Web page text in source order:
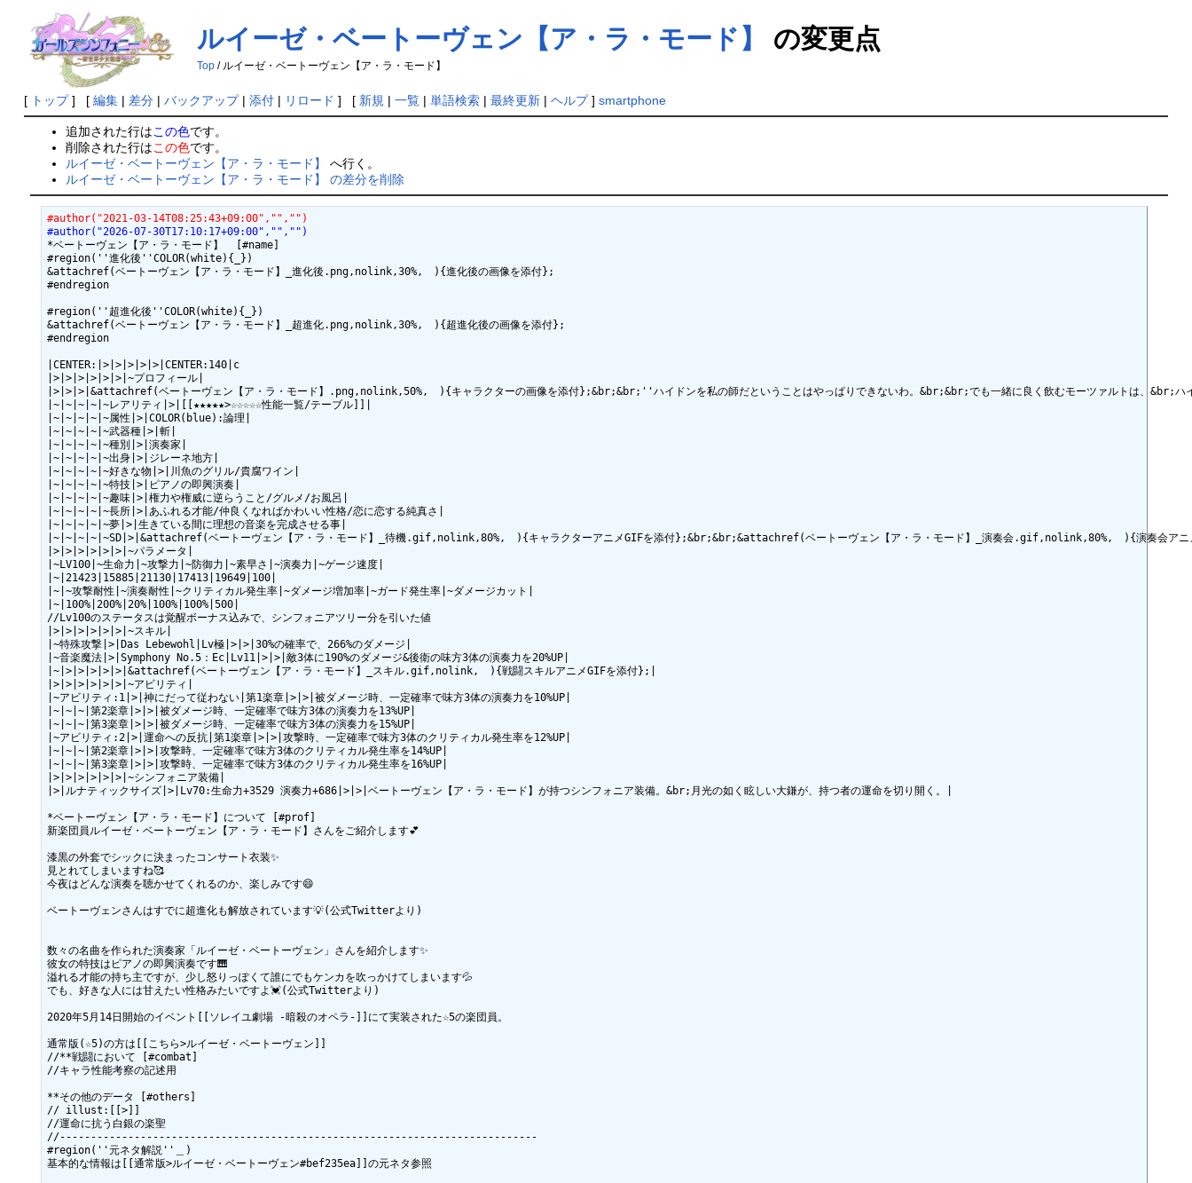
ルイーゼ・ベートーヴェン【ア・ラ・モード】 の変更点
Top/ ルイーゼ・ベートーヴェン【ア・ラ・モード】
[ トップ] [ 編集| 差分| バックアップ| 添付| リロード ] [ 新規 | 一覧| 単語検索| 最終更新| ヘルプ] smartphone
追加された行はこの色です。
削除された行はこの色です。
ルイーゼ・ベートーヴェン【ア・ラ・モード】
へ行く。
ルイーゼ・ベートーヴェン【ア・ラ・モード】 の差分を削除
#author("2021-03-14T08:25:43+09:00","","")
#author("2026-07-30T17:10:17+09:00","","")
*ベートーヴェン【ア・ラ・モード】  [#name]
#region(''進化後''COLOR(white){_})
&attachref(ベートーヴェン【ア・ラ・モード】_進化後.png,nolink,30%,　){進化後の画像を添付};
#endregion
#region(''超進化後''COLOR(white){_})
&attachref(ベートーヴェン【ア・ラ・モード】_超進化.png,nolink,30%,　){超進化後の画像を添付};
#endregion
|CENTER:|>|>|>|>|>|CENTER:140|c
|>|>|>|>|>|>|~プロフィール|
|>|>|>|&attachref(ベートーヴェン【ア・ラ・モード】.png,nolink,50%,　){キャラクターの画像を添付};&br;&br;''ハイドンを私の師だということはやっぱりできないわ。&br;&br;でも一緒に良く飲むモーツァルトは、&br;
|~|~|~|~|~レアリティ|>|[[★★★★★>☆☆☆☆☆性能一覧/テーブル]]|
|~|~|~|~|~属性|>|COLOR(blue):論理|
|~|~|~|~|~武器種|>|斬|
|~|~|~|~|~種別|>|演奏家|
|~|~|~|~|~出身|>|ジレーネ地方|
|~|~|~|~|~好きな物|>|川魚のグリル/貴腐ワイン|
|~|~|~|~|~特技|>|ピアノの即興演奏|
|~|~|~|~|~趣味|>|権力や権威に逆らうこと/グルメ/お風呂|
|~|~|~|~|~長所|>|あふれる才能/仲良くなればかわいい性格/恋に恋する純真さ|
|~|~|~|~|~夢|>|生きている間に理想の音楽を完成させる事|
|~|~|~|~|~SD|>|&attachref(ベートーヴェン【ア・ラ・モード】_待機.gif,nolink,80%,　){キャラクターアニメGIFを添付};&br;&br;&attachref(ベートーヴェン【ア・ラ・モード】_演奏会.gif,nolink,80%,　){演奏会ア
|>|>|>|>|>|>|~パラメータ|
|~LV100|~生命力|~攻撃力|~防御力|~素早さ|~演奏力|~ゲージ速度|
|~|21423|15885|21130|17413|19649|100|
|~|~攻撃耐性|~演奏耐性|~クリティカル発生率|~ダメージ増加率|~ガード発生率|~ダメージカット|
|~|100%|200%|20%|100%|100%|500|
//Lv100のステータスは覚醒ボーナス込みで、シンフォニアツリー分を引いた値
|>|>|>|>|>|>|~スキル|
|~特殊攻撃|>|Das Lebewohl|Lv極|>|>|30%の確率で、266%のダメージ|
|~音楽魔法|>|Symphony No.5：Ec|Lv11|>|>|敵3体に190%のダメージ&後衛の味方3体の演奏力を20%UP|
|~|>|>|>|>|>|&attachref(ベートーヴェン【ア・ラ・モード】_スキル.gif,nolink,　){戦闘スキルアニメGIFを添付};|
|>|>|>|>|>|>|~アビリティ|
|~アビリティ:1|>|神にだって従わない|第1楽章|>|>|被ダメージ時、一定確率で味方3体の演奏力を10%UP|
|~|~|~|第2楽章|>|>|被ダメージ時、一定確率で味方3体の演奏力を13%UP|
|~|~|~|第3楽章|>|>|被ダメージ時、一定確率で味方3体の演奏力を15%UP|
|~アビリティ:2|>|運命への反抗|第1楽章|>|>|攻撃時、一定確率で味方3体のクリティカル発生率を12%UP|
|~|~|~|第2楽章|>|>|攻撃時、一定確率で味方3体のクリティカル発生率を14%UP|
|~|~|~|第3楽章|>|>|攻撃時、一定確率で味方3体のクリティカル発生率を16%UP|
|>|>|>|>|>|>|~シンフォニア装備|
|>|ルナティックサイズ|>|Lv70:生命力+3529 演奏力+686|>|>|ベートーヴェン【ア・ラ・モード】が持つシンフォニア装備。&br;月光の如く眩しい大鎌が、持つ者の運命を切り開く。|
*ベートーヴェン【ア・ラ・モード】について [#prof]
新楽団員ルイーゼ・ベートーヴェン【ア・ラ・モード】さんをご紹介します💕
漆黒の外套でシックに決まったコンサート衣装✨
見とれてしまいますね🥰
今夜はどんな演奏を聴かせてくれるのか、楽しみです😄
ベートーヴェンさんはすでに超進化も解放されています💡(公式Twitterより)
数々の名曲を作られた演奏家「ルイーゼ・ベートーヴェン」さんを紹介します✨
彼女の特技はピアノの即興演奏です🎹
溢れる才能の持ち主ですが、少し怒りっぽくて誰にでもケンカを吹っかけてしまいます💦
でも、好きな人には甘えたい性格みたいですよ💓(公式Twitterより)
2020年5月14日開始のイベント[[ソレイユ劇場 -暗殺のオペラ-]]にて実装された☆5の楽団員。
通常版(☆5)の方は[[こちら>ルイーゼ・ベートーヴェン]]
//**戦闘において [#combat]
//キャラ性能考察の記述用
**その他のデータ [#others]
// illust:[[>]]
//運命に抗う白銀の楽聖
//-----------------------------------------------------------------------------
#region(''元ネタ解説''＿)
基本的な情報は[[通常版>ルイーゼ・ベートーヴェン#bef235ea]]の元ネタ参照